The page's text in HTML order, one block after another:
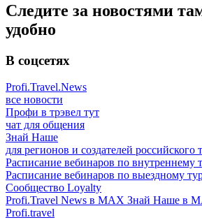
Следите за новостями
удобно
В соцсетях
Profi.Travel.News
все новости
Профи в трэвел тут
чат для общения
Знай Наше
для регионов и создателей российского
Расписание вебинаров по внутреннему
Расписание вебинаров по выездному
Сообщество Loyalty
Profi.Travel News в MAX Знай Наше в
Profi.travel